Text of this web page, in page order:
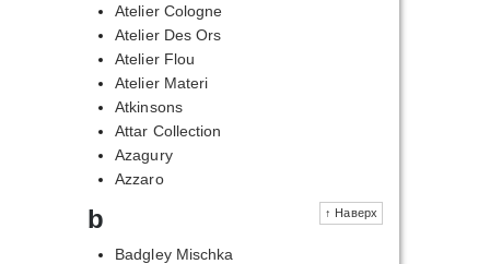
Atelier Cologne
Atelier Des Ors
Atelier Flou
Atelier Materi
Atkinsons
Attar Collection
Azagury
Azzaro
↑ Наверх
b
Badgley Mischka